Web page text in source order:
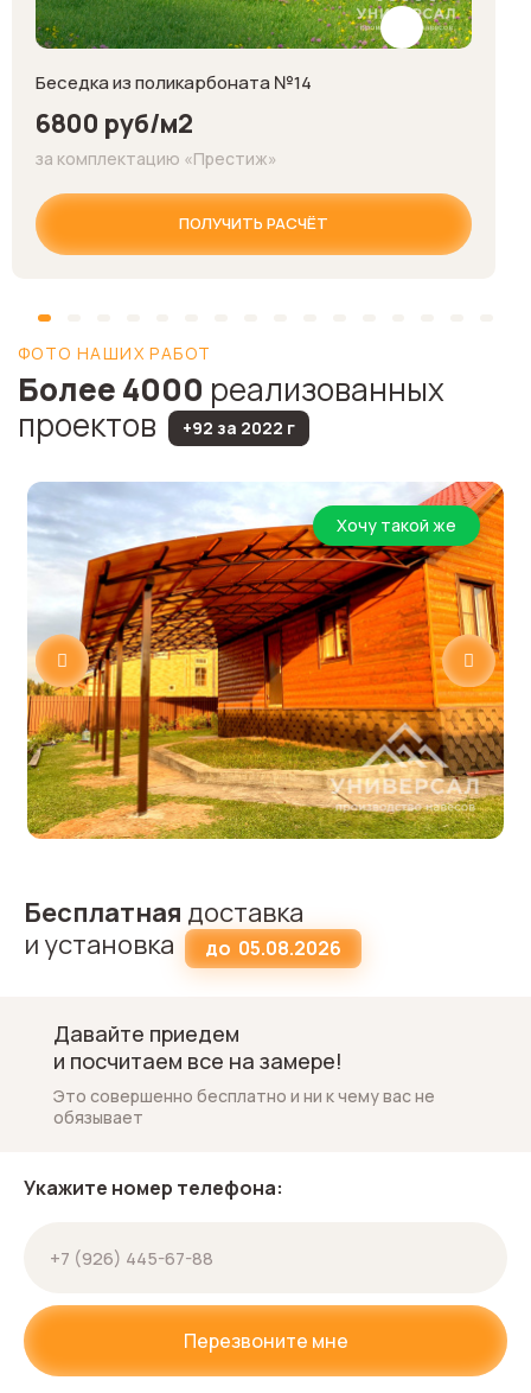
Беседка из поликарбоната №14
6800 руб/м2
за комплектацию «Престиж»
ПОЛУЧИТЬ РАСЧЁТ
ФОТО НАШИХ РАБОТ
Более 4000 реализованных
проектов
+92 за 2022 г
Хочу такой же
Бесплатная доставка
и установка
до 05.08.2026
Давайте приедем
и посчитаем все на замере!
Это совершенно бесплатно и ни к чему вас не
обязывает
Укажите номер телефона:
Перезвоните мне